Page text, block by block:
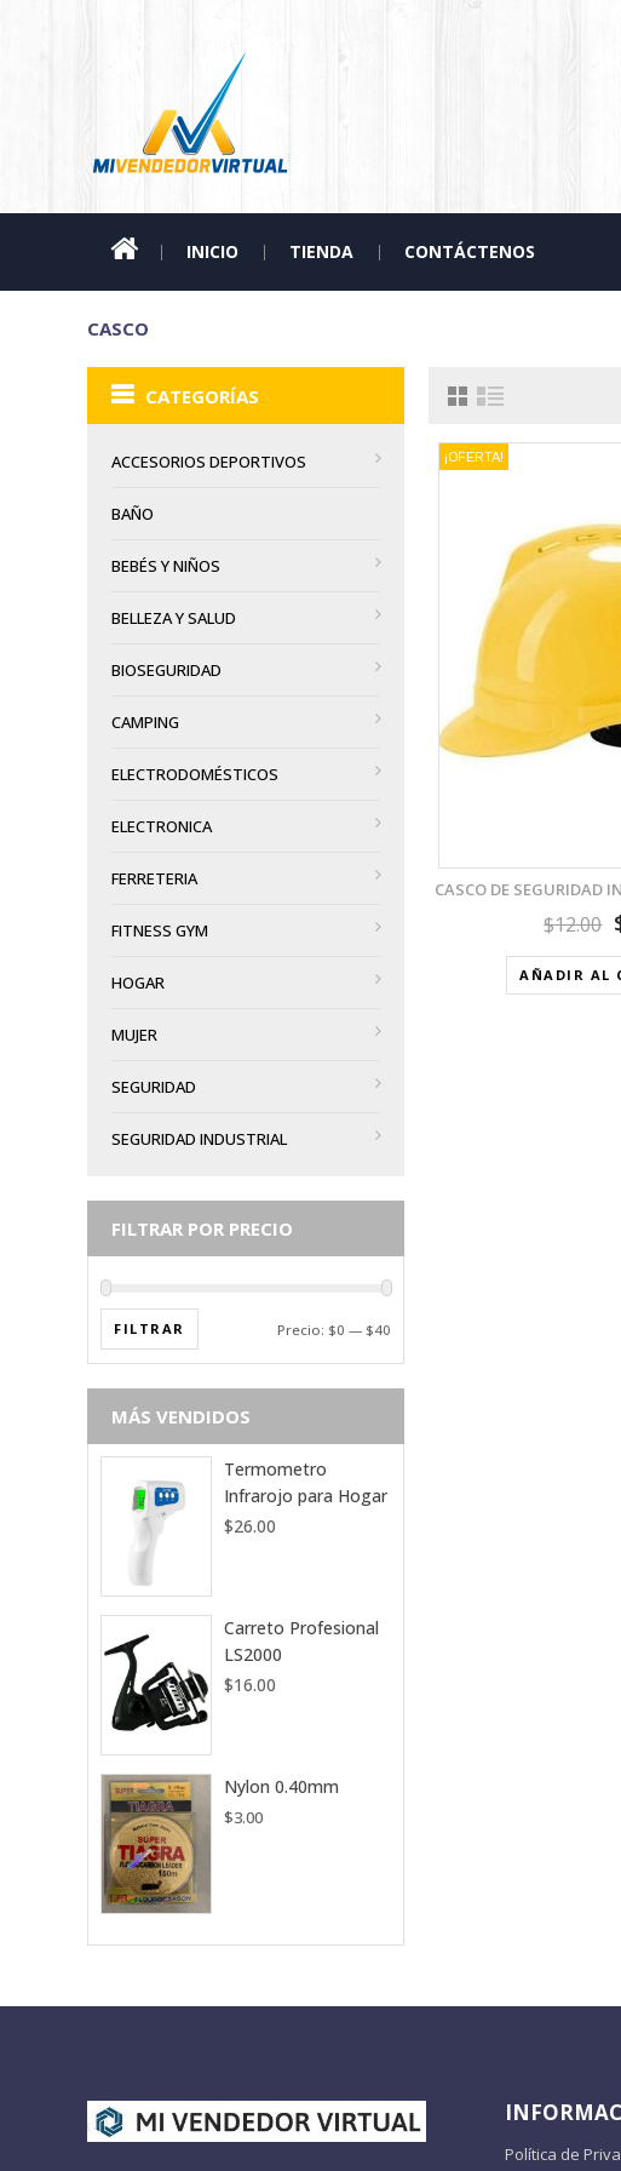
INICIO TIENDA CONTÁCTENOS
CASCO
¡OFERTA!
CASCO DE SEGURIDAD
$12.00
AÑADIR AL
CATEGORÍAS
ACCESORIOS DEPORTIVOS
BAÑO
BEBÉS Y NIÑOS
BELLEZA Y SALUD
BIOSEGURIDAD
CAMPING
ELECTRODOMÉSTICOS
ELECTRONICA
FERRETERIA
FITNESS GYM
HOGAR
MUJER
SEGURIDAD
SEGURIDAD INDUSTRIAL
FILTRAR POR PRECIO
FILTRAR Precio: $0 — $40
MÁS VENDIDOS
Termometro
Infrarojo para Hogar
$26.00
Carreto Profesional
LS2000
$16.00
Nylon 0.40mm
$3.00
Política de